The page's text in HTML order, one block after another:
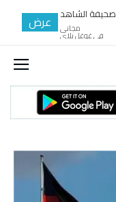
صحيفة الشاهد
مجانى
في غوغل بلاي
عرض